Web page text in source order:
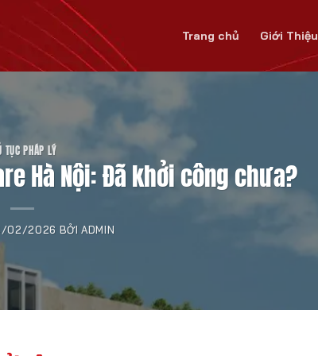
Trang chủ Giới Thiệu
TỤC PHÁP LÝ
Hà Nội: Đã khởi công chưa?
02/2026 BỞIADMIN